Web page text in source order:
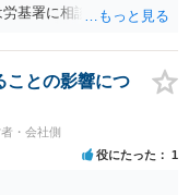
基署に相談してくださ
他の債務より優先して
かかるでしょう。 さら
う公的機関が未払賃金
の＜未払賃金立替払相
日祝日を除く9:15～1
払となった他の従業員の
。
ことの影響につ
・会社側
役にたった 1